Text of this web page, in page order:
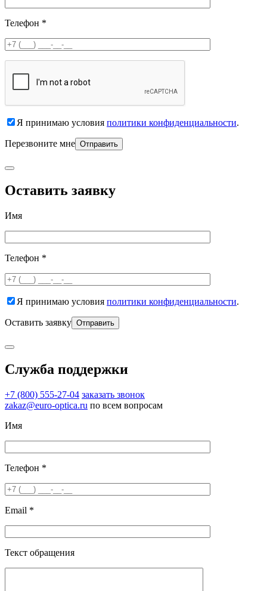
Телефон *
Я принимаю условия политики конфиденциальности.
Перезвоните мне
Оставить заявку
Имя
Телефон *
Я принимаю условия политики конфиденциальности.
Оставить заявку
Служба поддержки
+7 (800) 555-27-04 заказать звонок
zakaz@euro-optica.ru по всем вопросам
Имя
Телефон *
Email *
Текст обращения